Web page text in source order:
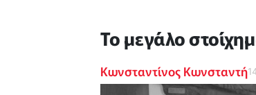
Το μεγάλο
Κωνσταντίνος Κωνσταντή